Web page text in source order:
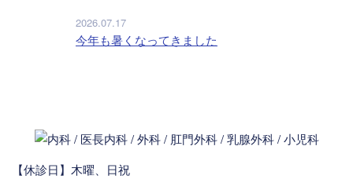
2026.07.17
今年も暑くなってきました
【休診日】木曜、日祝